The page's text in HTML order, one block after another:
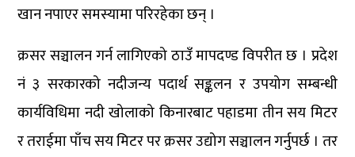
खान नपाएर समस्यामा परिरहेका छन् ।
क्रसर सञ्चालन गर्न लागिएको ठाउँ मापदण्ड विपरीत छ । प्रदेश
नं ३ सरकारको नदीजन्य पदार्थ सङ्कलन र उपयोग सम्बन्धी
कार्यविधिमा नदी खोलाको किनारबाट पहाडमा तीन सय मिटर
र तराईमा पाँच सय मिटर पर क्रसर उद्योग सञ्चालन गर्नुपर्छ । तर